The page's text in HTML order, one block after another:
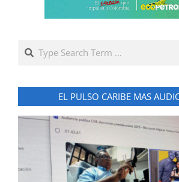
Search
EL PULSO CARIBE MAS